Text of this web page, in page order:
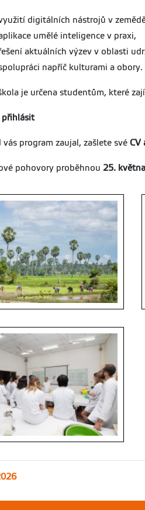
digitálních nástrojů v
umělé inteligence v praxi,
aktuálních výzev v oblasti
napříč kulturami a obory.
je určena studentům, které
přihlásit
vás program zaujal, zašlete své CV
pohovory proběhnou 25.